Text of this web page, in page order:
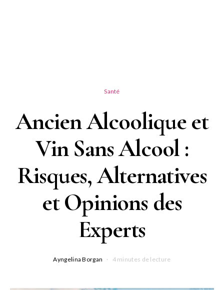
Santé
Ancien Alcoolique et
Vin Sans Alcool :
Risques, Alternatives
et Opinions des
Experts
Ayngelina Borgan 4 minutes de lecture